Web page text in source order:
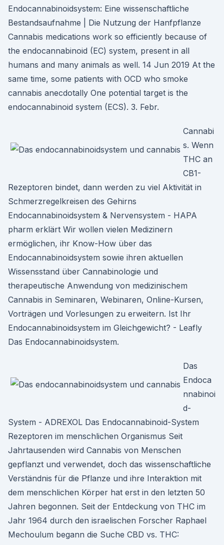
Endocannabinoidsystem: Eine wissenschaftliche
Bestandsaufnahme | Die Nutzung der Hanfpflanze
Cannabis medications work so efficiently because of
the endocannabinoid (EC) system, present in all
humans and many animals as well. 14 Jun 2019 At the
same time, some patients with OCD who smoke
cannabis anecdotally One potential target is the
endocannabinoid system (ECS). 3. Febr.
Cannabi
s. Wenn
THC an
CB1-
Rezeptoren bindet, dann werden zu viel Aktivität in
Schmerzregelkreisen des Gehirns
Endocannabinoidsystem & Nervensystem - HAPA
pharm erklärt Wir wollen vielen Medizinern
ermöglichen, ihr Know-How über das
Endocannabinoidsystem sowie ihren aktuellen
Wissensstand über Cannabinologie und
therapeutische Anwendung von medizinischem
Cannabis in Seminaren, Webinaren, Online-Kursen,
Vorträgen und Vorlesungen zu erweitern. Ist Ihr
Endocannabinoidsystem im Gleichgewicht? - Leafly
Das Endocannabinoidsystem.
Das
Endoca
nnabinoi
d-
System - ADREXOL Das Endocannabinoid-System
Rezeptoren im menschlichen Organismus Seit
Jahrtausenden wird Cannabis von Menschen
gepflanzt und verwendet, doch das wissenschaftliche
Verständnis für die Pflanze und ihre Interaktion mit
dem menschlichen Körper hat erst in den letzten 50
Jahren begonnen. Seit der Entdeckung von THC im
Jahr 1964 durch den israelischen Forscher Raphael
Mechoulum begann die Suche CBD vs. THC: